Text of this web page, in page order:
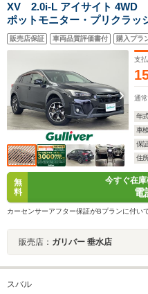
XV 2.0i-L アイサイト 4WD
ポットモニター・プリクラッ
機能付クルーズコントロール
後進抑制制御・後退時ブレー
販売店保証 車両品質評価書付 購入プラ
支
通
年
車検
保証
住
無
料
今すぐ在
電
カーセンサーアフター保証がBプランに付い
販売店： ガリバー 垂水店
スバル